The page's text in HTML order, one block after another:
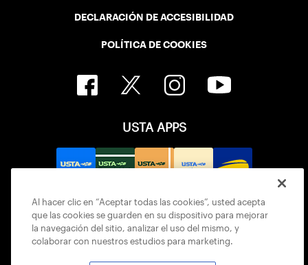
DECLARACIÓN DE ACCESIBILIDAD
POLÍTICA DE COOKIES
USTA APPS
Al hacer clic en “Aceptar todas las cookies”, usted acepta
que las cookies se guarden en su dispositivo para mejorar
la navegación del sitio, analizar el uso del mismo, y
colaborar con nuestros estudios para marketing.